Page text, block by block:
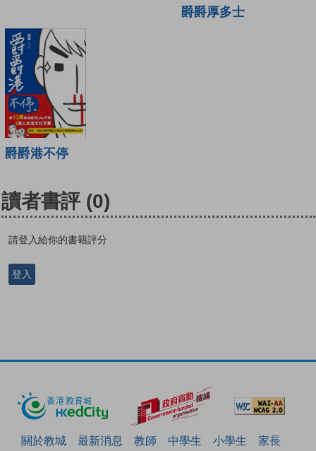
爵爵厚多士
爵爵港不停
讀者書評 (0)
請登入給你的書籍評分
登入
關於教城 最新消息 教師 中學生 小學生 家長